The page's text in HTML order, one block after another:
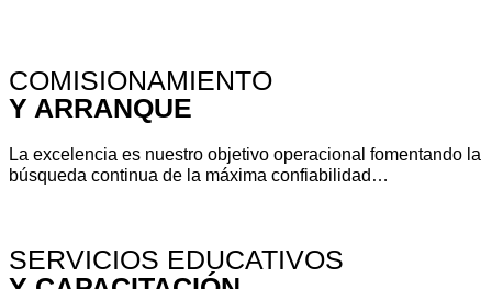
COMISIONAMIENTO
Y ARRANQUE
La excelencia es nuestro objetivo operacional fomentando la
búsqueda continua de la máxima confiabilidad…
SERVICIOS EDUCATIVOS